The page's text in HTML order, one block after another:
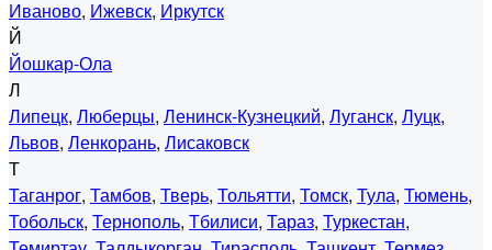
Иваново, Ижевск, Иркутск
Й
Йошкар-Ола
Л
Липецк, Люберцы, Ленинск-Кузнецкий, Луганск, Луцк,
Львов, Ленкорань, Лисаковск
Т
Таганрог, Тамбов, Тверь, Тольятти, Томск, Тула, Тюмень,
Тобольск, Тернополь, Тбилиси, Тараз, Туркестан,